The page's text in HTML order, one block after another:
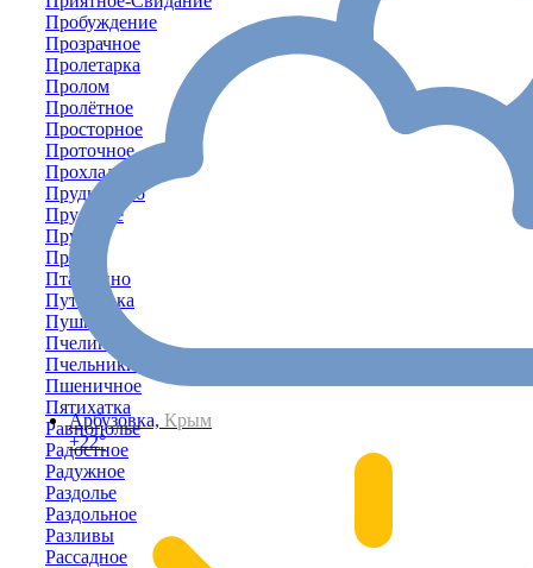
Арбузовка, Крым
+22°
Пробуждение
Прозрачное
Пролетарка
Пролом
Пролётное
Просторное
Проточное
Прохладное
Прудниково
Прудовое
Пруды
Прямое
Пташкино
Путиловка
Пушкино
Пчелиное
Пчельники
Пшеничное
Пятихатка
Равнополье
Радостное
Радужное
Раздолье
Раздольное
Разливы
Рассадное